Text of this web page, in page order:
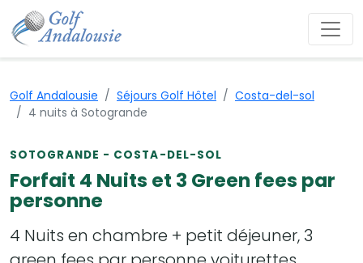
Golf Andalousie Séjours Golf Hôtel
Costa-del-sol
4 nuits à Sotogrande
SOTOGRANDE - COSTA-DEL-SOL
Forfait 4 Nuits et 3 Green fees par
personne
4 Nuits en chambre + petit déjeuner, 3